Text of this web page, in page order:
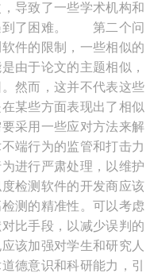
导致了一些学术机构和
到了困难。 第二个问
件的限制，一些相似的
由于论文的主题相似，
然而，这并不代表这些
某些方面表现出了相似
采用一些应对方法来解
端行为的监管和打击力
进行严肃处理，以维护
检测软件的开发商应该
测的精准性。可以考虑
比手段，以减少误判的
加强对学生和研究人
德意识和科研能力，引